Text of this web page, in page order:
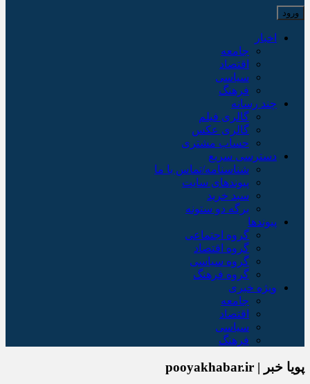
اخبار
جامعه
اقتصاد
سیاسی
فرهنگ
چند رسانه
گالری فیلم
گالری عکس
حساب مشتری
دسترسی سریع
شناسنامه/تماس با ما
پیوندهای سایت
سبد خريد
برگه دو ستونه
پیوندها
گروه اجتماعی
گروه اقتصاد
گروه سیاسی
گروه فرهنگ
ویژه خبری
جامعه
اقتصاد
سیاسی
فرهنگ
پویا خبر | pooyakhabar.ir